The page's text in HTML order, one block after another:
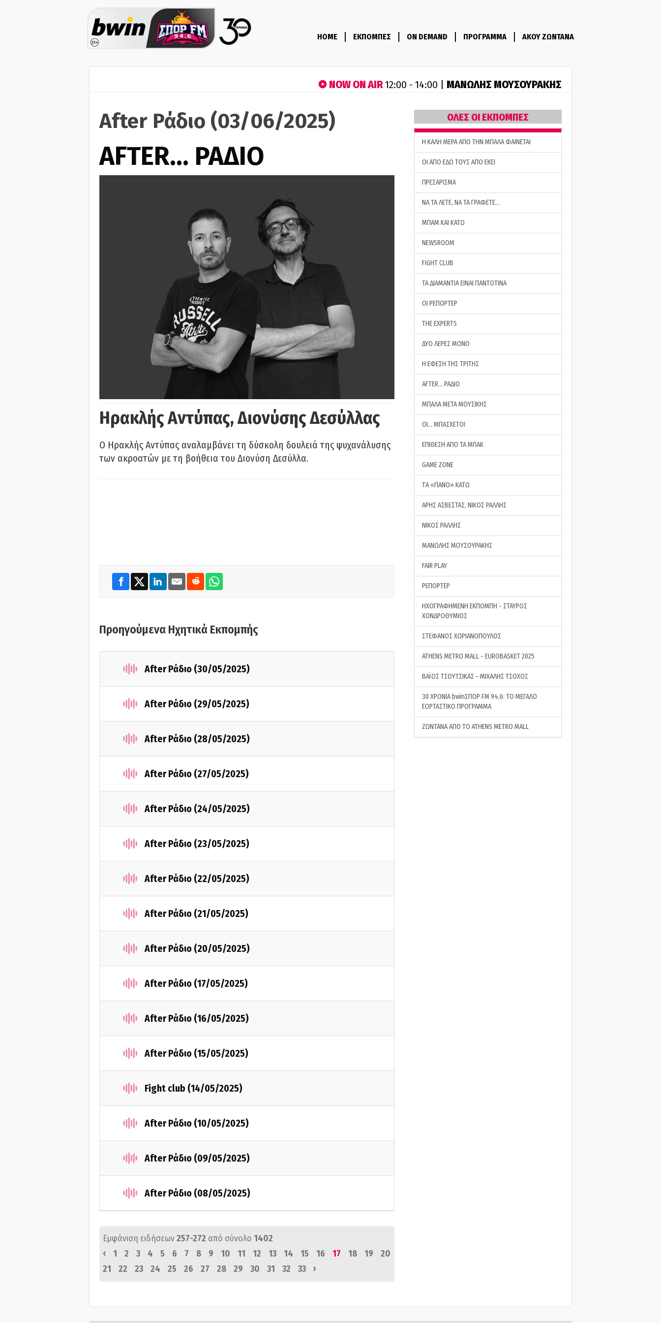
HOME ΕΚΠΟΜΠΕΣ ON DEMAND ΠΡΟΓΡΑΜΜΑ ΑΚΟΥ ΖΩΝΤΑΝΑ
NOW ON AIR12:00 - 14:00 | ΜΑΝΩΛΗΣ ΜΟΥΣΟΥΡΑΚΗΣ
After Ράδιο (03/06/2025)
AFTER… ΡΑΔΙΟ
Ηρακλής Αντύπας, Διονύσης Δεσύλλας
Ο Ηρακλής Αντύπας αναλαμβάνει τη δύσκολη δουλειά της ψυχανάλυσης
των ακροατών με τη βοήθεια του Διονύση Δεσύλλα.
Προηγούμενα Ηχητικά Εκπομπής
After Ράδιο (30/05/2025)
After Ράδιο (29/05/2025)
After Ράδιο (28/05/2025)
After Ράδιο (27/05/2025)
After Ράδιο (24/05/2025)
After Ράδιο (23/05/2025)
After Ράδιο (22/05/2025)
After Ράδιο (21/05/2025)
After Ράδιο (20/05/2025)
After Ράδιο (17/05/2025)
After Ράδιο (16/05/2025)
After Ράδιο (15/05/2025)
Fight club (14/05/2025)
After Ράδιο (10/05/2025)
After Ράδιο (09/05/2025)
After Ράδιο (08/05/2025)
Εμφάνιση ειδήσεων257-272 από σύνολο 1402
‹
1 2 3 4 5 6 7 8 9 10 11 12 13 14 15 16 17 18 19
20
21
22 23 24 25 26 27 28 29 30 31 32 33 ›
ΟΛΕΣ ΟΙ ΕΚΠΟΜΠΕΣ
H ΚΑΛΗ ΜΕΡΑ ΑΠΟ ΤΗΝ ΜΠΑΛΑ ΦΑΙΝΕΤΑΙ
ΟΙ ΑΠΟ ΕΔΩ ΤΟΥΣ ΑΠΟ ΕΚΕΙ
ΠΡΕΣΑΡΙΣΜΑ
ΝΑ ΤΑ ΛΕΤΕ, ΝΑ ΤΑ ΓΡΑΦΕΤΕ…
ΜΠΑΜ ΚΑΙ ΚΑΤΩ
NEWSROOM
FIGHT CLUB
ΤΑ ΔΙΑΜΑΝΤΙΑ ΕΙΝΑΙ ΠΑΝΤΟΤΙΝΑ
ΟΙ ΡΕΠΟΡΤΕΡ
THE EXPERTS
ΔΥΟ ΛΕΡΕΣ ΜΟΝΟ
Η ΕΦΕΣΗ ΤΗΣ ΤΡΙΤΗΣ
AFTER… ΡΑΔΙΟ
ΜΠΑΛΑ ΜΕΤΑ ΜΟΥΣΙΚΗΣ
ΟΙ… ΜΠΑΣΧΕΤΟΙ
ΕΠΙΘΕΣΗ ΑΠΟ ΤΑ ΜΠΑΚ
GAME ZONE
ΤA «ΠΑΝΟ» ΚΑΤΩ
ΑΡΗΣ ΑΣΒΕΣΤΑΣ, ΝΙΚΟΣ ΡΑΛΛΗΣ
ΝΙΚΟΣ ΡΑΛΛΗΣ
ΜΑΝΩΛΗΣ ΜΟΥΣΟΥΡΑΚΗΣ
FAIR PLAY
ΡΕΠΟΡΤΕΡ
ΗΧΟΓΡΑΦΗΜΕΝΗ ΕΚΠΟΜΠΗ - ΣΤΑΥΡΟΣ
ΧΟΝΔΡΟΘΥΜΙΟΣ
ΣΤΕΦΑΝΟΣ ΧΩΡΙΑΝΟΠΟΥΛΟΣ
ATHENS METRO MALL - EUROBASKET 2025
ΒΑΪΟΣ ΤΣΟΥΤΣΙΚΑΣ - ΜΙΧΑΛΗΣ ΤΣΟΧΟΣ
30 ΧΡΟΝΙΑ bwinΣΠΟΡ FM 94,6: ΤΟ ΜΕΓΑΛΟ
ΕΟΡΤΑΣΤΙΚΟ ΠΡΟΓΡΑΜΜΑ
ΖΩΝΤΑΝΑ ΑΠΟ ΤΟ ATHENS METRO MALL